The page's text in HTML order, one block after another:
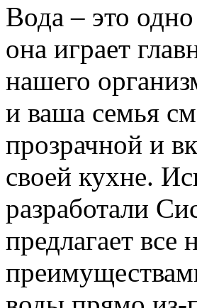
Вода – это
она играет
нашего
и ваша семья
прозрачной и
своей кухне.
разработали
предлагает